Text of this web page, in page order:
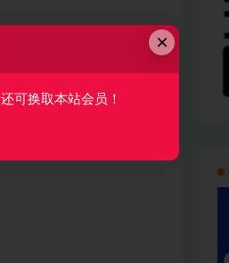
×
可换取本站会员！